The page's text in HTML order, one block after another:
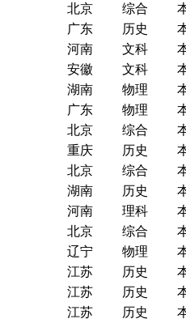
北京 综合
广东 历史
河南 文科
安徽 文科
湖南 物理
广东 物理
北京 综合
重庆 历史
北京 综合
湖南 历史
河南 理科
北京 综合
辽宁 物理
江苏 历史
江苏 历史
江苏 历史